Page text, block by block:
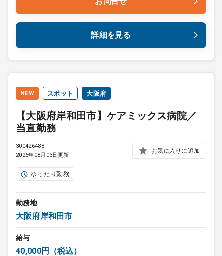
詳細を見る
NEW スポット 大阪府
【大阪府岸和田市】ケアミックス病院／
当直勤務
300426488
2026年08月03日更新
お気に入りに追加
ゆったり勤務
勤務地
大阪府岸和田市
給与
40,000円（税込）